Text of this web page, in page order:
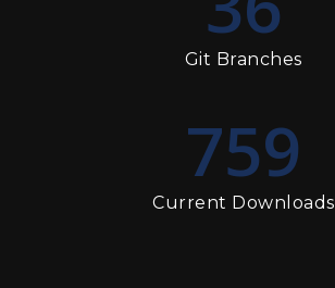
Git Branches
759
Current Downloads